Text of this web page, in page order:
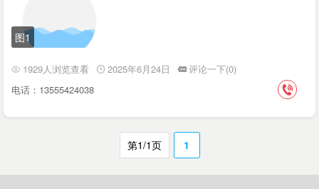
图1
1929人浏览查看 2025年6月24日
评论一下(0)
电话：13555424038
第1/1页 1